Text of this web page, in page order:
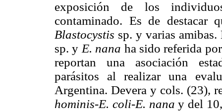
exposición de los
contaminado. Es de destacar
Blastocystis sp. y varias
sp. y E. nana ha sido referida
reportan una asociación
parásitos al realizar una
Argentina. Devera y cols. (23),
hominis-E. coli-E. nana y del